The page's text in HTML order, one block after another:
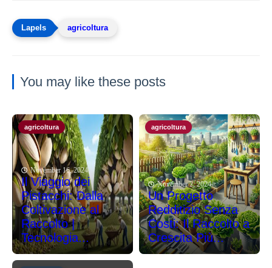
agricoltura
You may like these posts
agricoltura
November 16, 2024
Il Viaggio dei
Pistacchi: Dalla
Coltivazione al
Raccolto |
Tecnologia...
agricoltura
November 2, 2024
Un Progetto
Redditizio Senza
Costi: Il Raccolto a
Crescita Più...